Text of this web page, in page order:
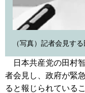
（写真）記者会見す
日本共産党の田村
者会見し、政府が緊
ると報じられている